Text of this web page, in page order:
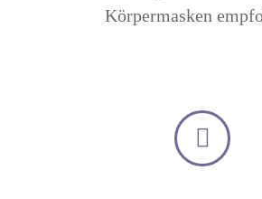
Körpermasken